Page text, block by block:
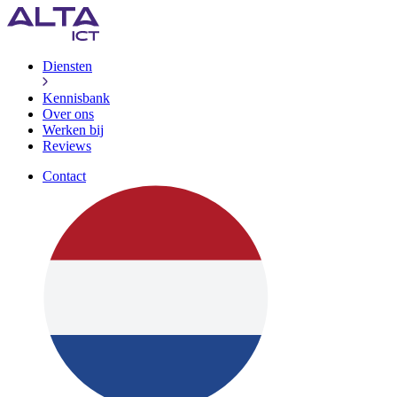
Diensten
Kennisbank
Over ons
Werken bij
Reviews
Contact